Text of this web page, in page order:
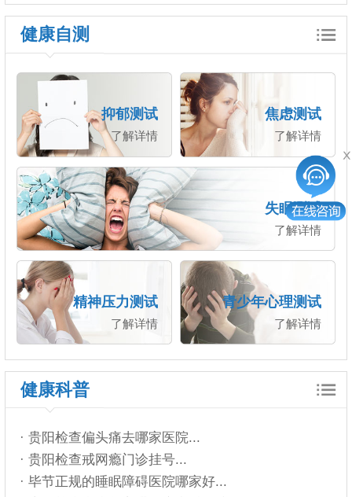
健康自测
抑郁测试
了解详情
焦虑测试
了解详情
失眠测试
了解详情
精神压力测试
了解详情
青少年心理测试
了解详情
健康科普
· 贵阳检查偏头痛去哪家医院...
· 贵阳检查戒网瘾门诊挂号...
· 毕节正规的睡眠障碍医院哪家好...